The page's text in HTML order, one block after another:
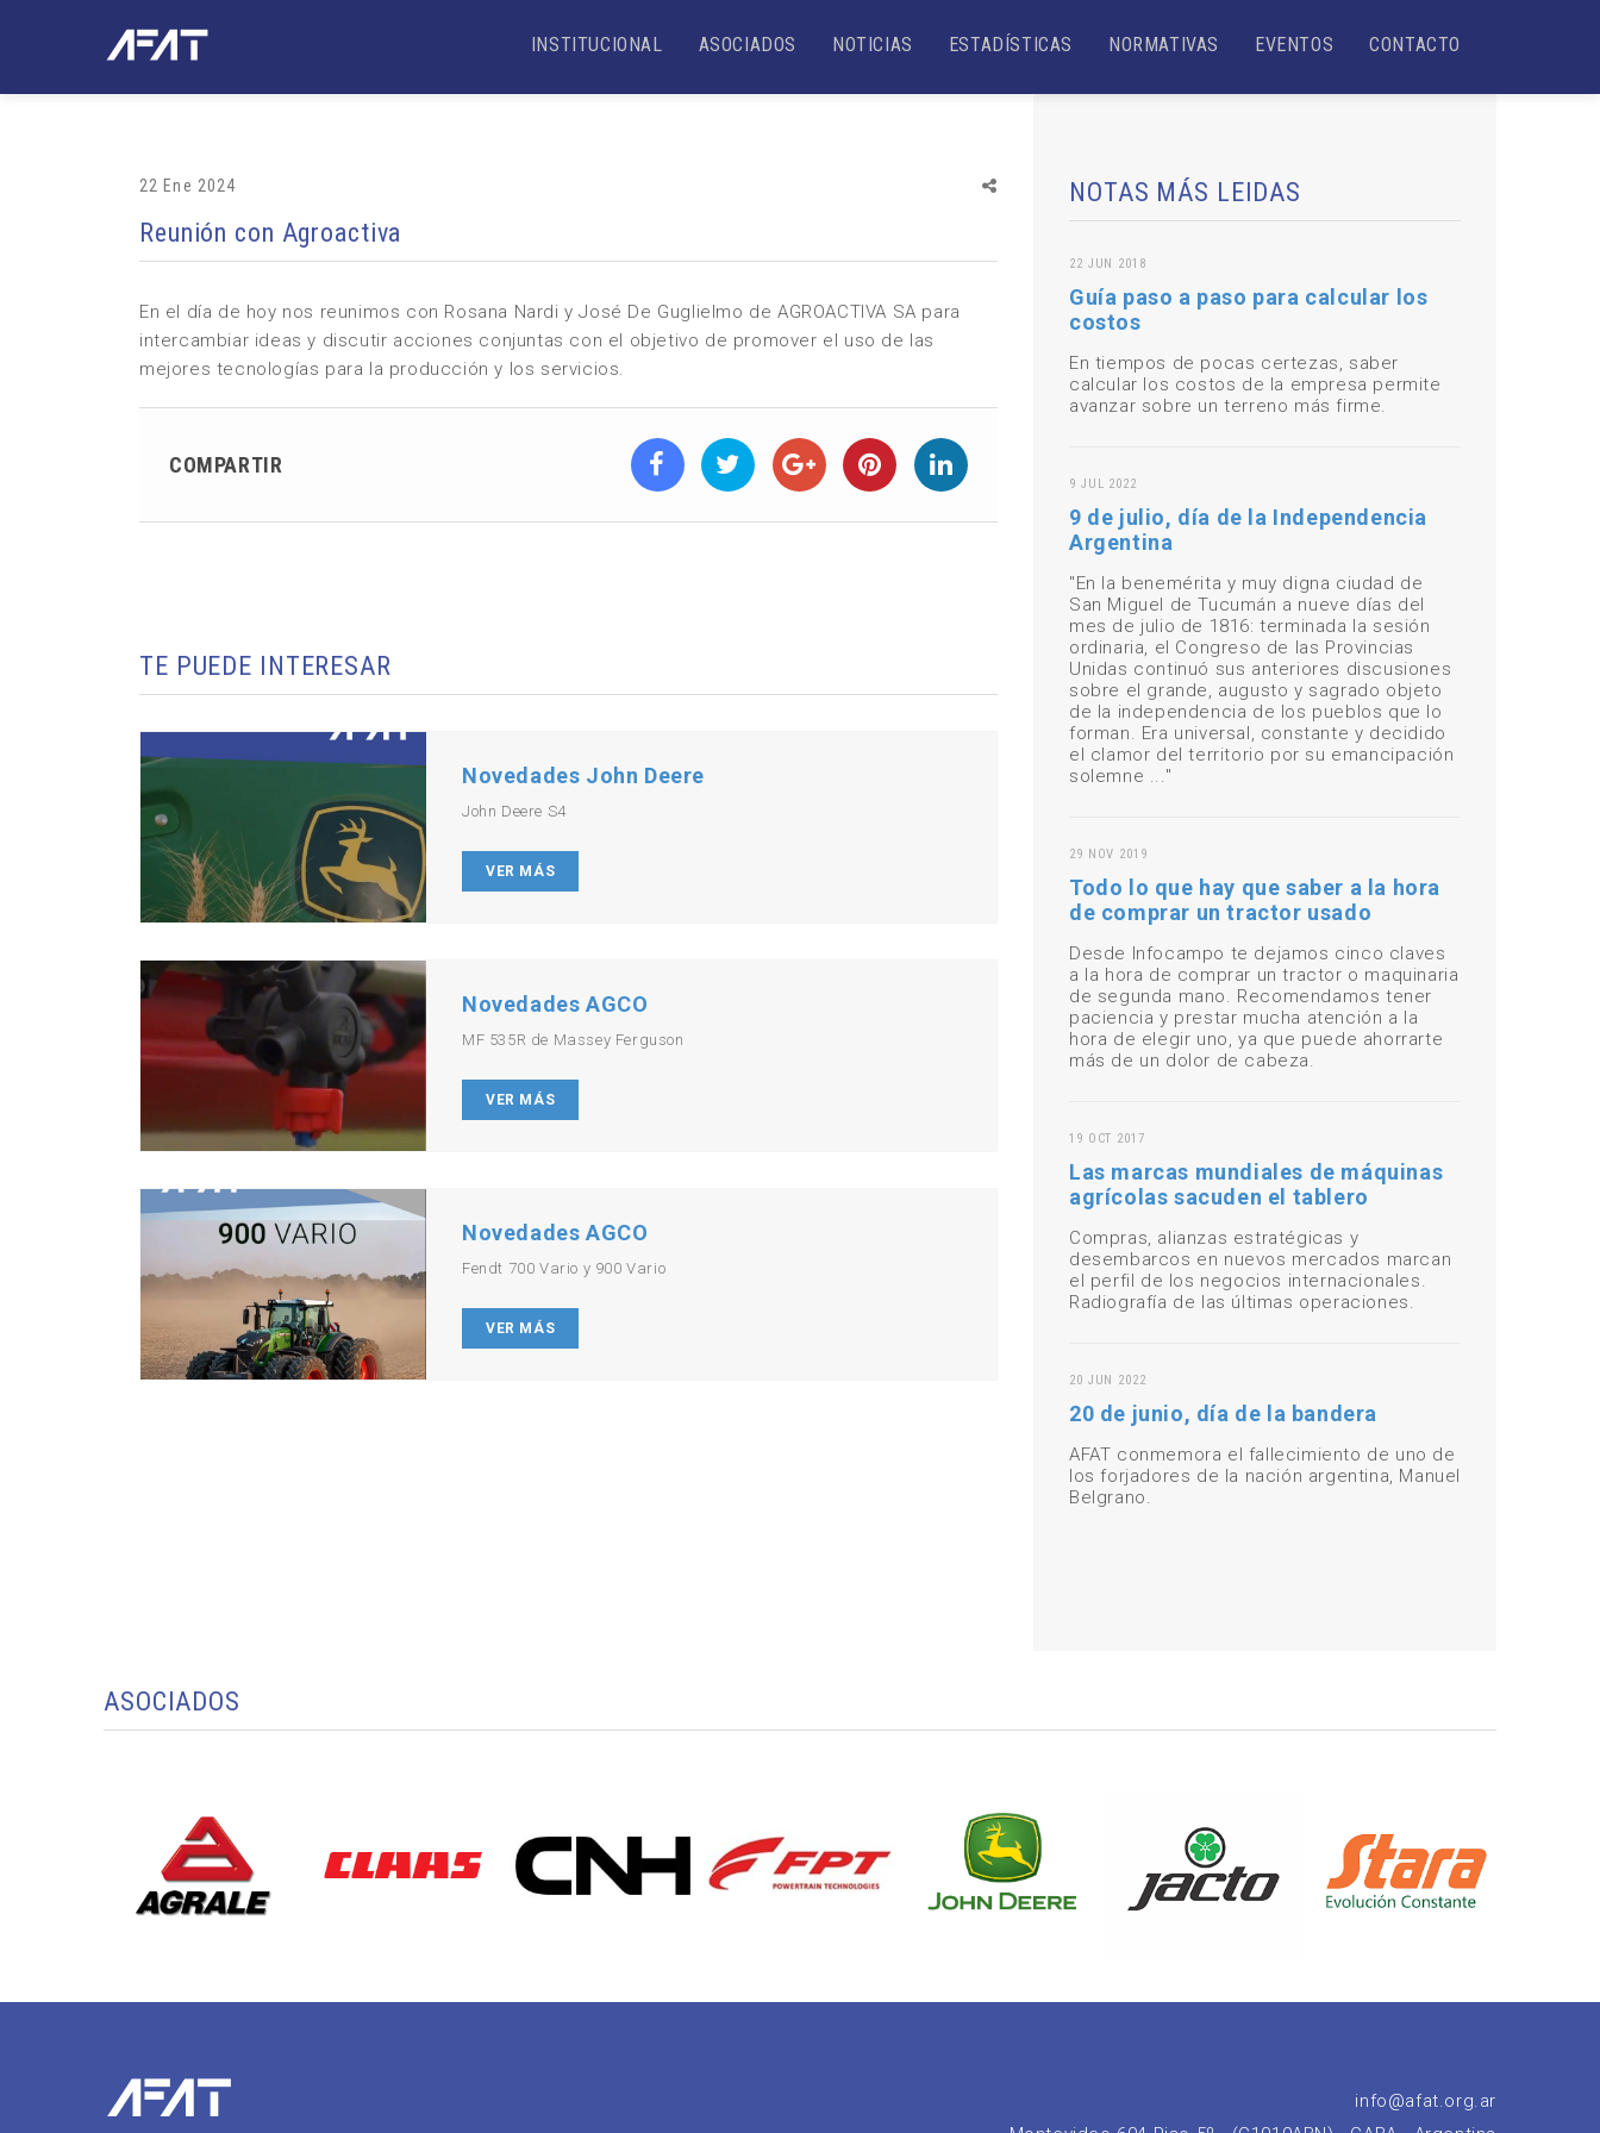
INSTITUCIONAL ASOCIADOS NOTICIAS ESTADÍSTICAS NORMATIVAS EVENTOS CONTACTO
22 Ene 2024
Reunión con Agroactiva
En el día de hoy nos reunimos con Rosana Nardi y José De Guglielmo deAGROACTIVA SA para
intercambiar ideas y discutir acciones conjuntas con el objetivo de promover el uso de las
mejores tecnologías para la producción y los servicios.
COMPARTIR
TE PUEDE INTERESAR
Novedades John Deere
John Deere S4
VER MÁS
Novedades AGCO
MF 535R de Massey Ferguson
VER MÁS
Novedades AGCO
Fendt 700 Vario y 900 Vario
VER MÁS
NOTAS MÁS LEIDAS
22 JUN 2018
Guía paso a paso para calcular los
costos
En tiempos de pocas certezas, saber
calcular los costos de la empresa permite
avanzar sobre un terreno más firme.
9 JUL 2022
9 de julio, día de la Independencia
Argentina
"En la benemérita y muy digna ciudad de
San Miguel de Tucumán a nueve días del
mes de julio de 1816: terminada la sesión
ordinaria, el Congreso de las Provincias
Unidas continuó sus anteriores discusiones
sobre el grande, augusto y sagrado objeto
de la independencia de los pueblos que lo
forman. Era universal, constante y decidido
el clamor del territorio por su emancipación
solemne ..."
29 NOV 2019
Todo lo que hay que saber a la hora
de comprar un tractor usado
Desde Infocampo te dejamos cinco claves
a la hora de comprar un tractor o maquinaria
de segunda mano. Recomendamos tener
paciencia y prestar mucha atención a la
hora de elegir uno, ya que puede ahorrarte
más de un dolor de cabeza.
19 OCT 2017
Las marcas mundiales de máquinas
agrícolas sacuden el tablero
Compras, alianzas estratégicas y
desembarcos en nuevos mercados marcan
el perfil de los negocios internacionales.
Radiografía de las últimas operaciones.
20 JUN 2022
20 de junio, día de la bandera
AFAT conmemora el fallecimiento de uno de
los forjadores de la nación argentina, Manuel
Belgrano.
ASOCIADOS
info@afat.org.ar